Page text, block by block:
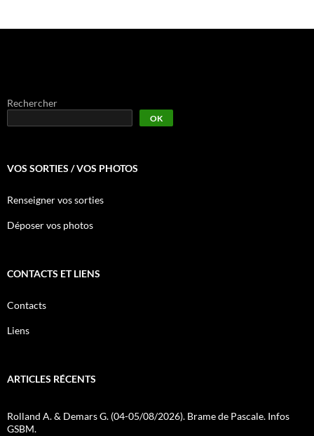
Rechercher
OK
VOS SORTIES / VOS PHOTOS
Renseigner vos sorties
Déposer vos photos
CONTACTS ET LIENS
Contacts
Liens
ARTICLES RÉCENTS
Rolland A. & Demars G. (04-05/08/2026). Brame de Pascale. Infos
GSBM.